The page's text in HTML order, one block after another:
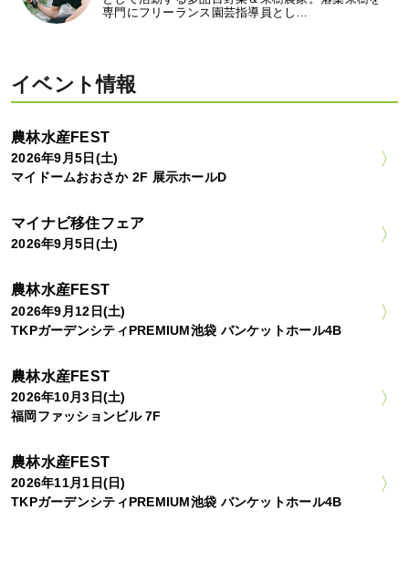
専門にフリーランス園芸指導員とし…
イベント情報
農林水産FEST
2026年9月5日(土)
マイドームおおさか 2F 展示ホールD
マイナビ移住フェア
2026年9月5日(土)
農林水産FEST
2026年9月12日(土)
TKPガーデンシティPREMIUM池袋 バンケットホール4B
農林水産FEST
2026年10月3日(土)
福岡ファッションビル 7F
農林水産FEST
2026年11月1日(日)
TKPガーデンシティPREMIUM池袋 バンケットホール4B